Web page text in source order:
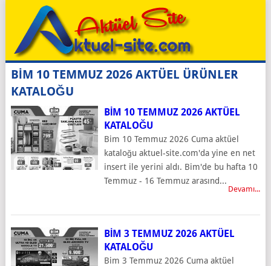
BİM 10 TEMMUZ 2026 AKTÜEL ÜRÜNLER
KATALOĞU
BIM 10 TEMMUZ 2026 AKTÜEL
KATALOĞU
Bim 10 Temmuz 2026 Cuma aktüel
kataloğu aktuel-site.com'da yine en net
insert ile yerini aldı. Bim'de bu hafta 10
Temmuz - 16 Temmuz arasınd...
Devamı...
BIM 3 TEMMUZ 2026 AKTÜEL
KATALOĞU
Bim 3 Temmuz 2026 Cuma aktüel